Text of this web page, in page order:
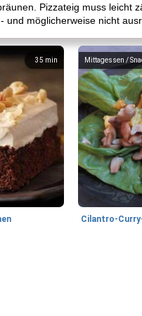
Pizzateig muss leicht
möglicherweise nicht
35 min Mittagessen /
Cilantro-